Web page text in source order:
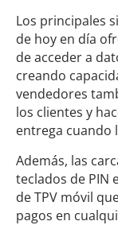
Los principales
de hoy en día
de acceder a
creando
vendedores
los clientes y
entrega cuando
Además, las
teclados de PIN
de TPV móvil
pagos en